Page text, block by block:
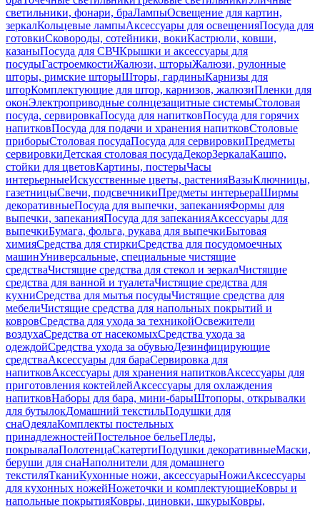
светильники, фонари, браЛампыОсвещение для картин,
зеркалКольцевые лампыАксессуары для освещенияПосуда для
готовкиСковороды, сотейники, вокиКастрюли, ковши,
казаныПосуда для СВЧКрышки и аксессуары для
посудыГастроемкостиЖалюзи, шторыЖалюзи, рулонные
шторы, римские шторыШторы, гардиныКарнизы для
шторКомплектующие для штор, карнизов, жалюзиПленки для
оконЭлектроприводные солнцезащитные системыСтоловая
посуда, сервировкаПосуда для напитковПосуда для горячих
напитковПосуда для подачи и хранения напитковСтоловые
приборыСтоловая посудаПосуда для сервировкиПредметы
сервировкиДетская столовая посудаДекорЗеркалаКашпо,
стойки для цветовКартины, постерыЧасы
интерьерныеИскусственные цветы, растенияВазыКлючницы,
газетницыСвечи, подсвечникиПредметы интерьераШирмы
декоративныеПосуда для выпечки, запеканияФормы для
выпечки, запеканияПосуда для запеканияАксессуары для
выпечкиБумага, фольга, рукава для выпечкиБытовая
химияСредства для стиркиСредства для посудомоечных
машинУниверсальные, специальные чистящие
средстваЧистящие средства для стекол и зеркалЧистящие
средства для ванной и туалетаЧистящие средства для
кухниСредства для мытья посудыЧистящие средства для
мебелиЧистящие средства для напольных покрытий и
ковровСредства для ухода за техникойОсвежители
воздухаСредства от насекомыхСредства ухода за
одеждойСредства ухода за обувьюДезинфицирующие
средстваАксессуары для бараСервировка для
напитковАксессуары для хранения напитковАксессуары для
приготовления коктейлейАксессуары для охлаждения
напитковНаборы для бара, мини-барыШтопоры, открывалки
для бутылокДомашний текстильПодушки для
снаОдеялаКомплекты постельных
принадлежностейПостельное бельеПледы,
покрывалаПолотенцаСкатертиПодушки декоративныеМаски,
беруши для снаНаполнители для домашнего
текстиляТканиКухонные ножи, аксессуарыНожиАксессуары
для кухонных ножейНожеточки и комплектующиеКовры и
напольные покрытияКовры, циновки, шкурыКовры,